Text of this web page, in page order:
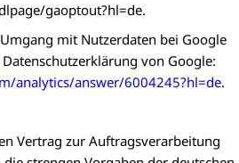
gaoptout?hl=de.
mit Nutzerdaten bei Google
von Google:
analytics/answer/6004245?hl=de.
Vertrag zur Auftragsverarbeitung